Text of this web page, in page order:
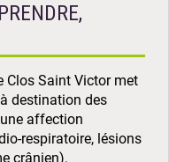
Clos Saint Victor met
destination des
affection
respiratoire, lésions
crânien).